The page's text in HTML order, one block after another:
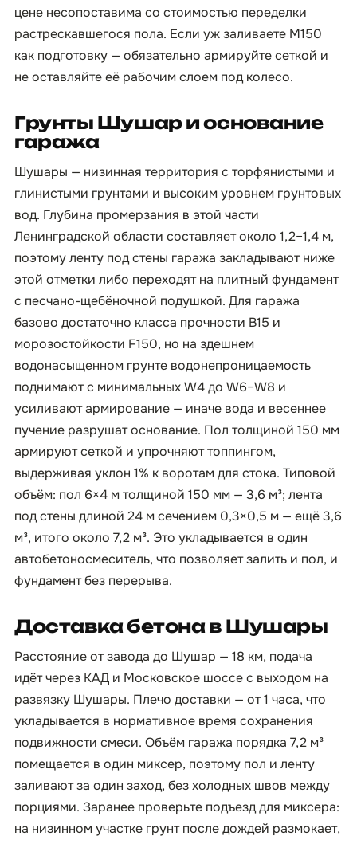
цене несопоставима со стоимостью переделки
растрескавшегося пола. Если уж заливаете М150
как подготовку — обязательно армируйте сеткой и
не оставляйте её рабочим слоем под колесо.
Грунты Шушар и основание
гаража
Шушары — низинная территория с торфянистыми и
глинистыми грунтами и высоким уровнем грунтовых
вод. Глубина промерзания в этой части
Ленинградской области составляет около 1,2–1,4 м,
поэтому ленту под стены гаража закладывают ниже
этой отметки либо переходят на плитный фундамент
с песчано-щебёночной подушкой. Для гаража
базово достаточно класса прочности B15 и
морозостойкости F150, но на здешнем
водонасыщенном грунте водонепроницаемость
поднимают с минимальных W4 до W6–W8 и
усиливают армирование — иначе вода и весеннее
пучение разрушат основание. Пол толщиной 150 мм
армируют сеткой и упрочняют топпингом,
выдерживая уклон 1% к воротам для стока. Типовой
объём: пол 6×4 м толщиной 150 мм — 3,6 м³; лента
под стены длиной 24 м сечением 0,3×0,5 м — ещё 3,6
м³, итого около 7,2 м³. Это укладывается в один
автобетоносмеситель, что позволяет залить и пол, и
фундамент без перерыва.
Доставка бетона в Шушары
Расстояние от завода до Шушар — 18 км, подача
идёт через КАД и Московское шоссе с выходом на
развязку Шушары. Плечо доставки — от 1 часа, что
укладывается в нормативное время сохранения
подвижности смеси. Объём гаража порядка 7,2 м³
помещается в один миксер, поэтому пол и ленту
заливают за один заход, без холодных швов между
порциями. Заранее проверьте подъезд для миксера:
на низинном участке грунт после дождей размокает,